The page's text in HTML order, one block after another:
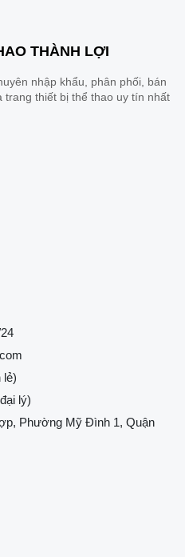
THÀNH LỢI
nhập khẩu, phân phối, bán
trang thiết bị thể thao uy tín nhất
lẻ)
lý)
Phường Mỹ Đình 1, Quận